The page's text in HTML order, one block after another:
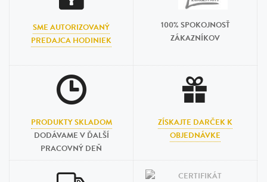
SME AUTORIZOVANÝ
PREDAJCA HODINIEK
100% SPOKOJNOSŤ
ZÁKAZNÍKOV
PRODUKTY SKLADOM
DODÁVAME V ĎALŠÍ
PRACOVNÝ DEŇ
ZÍSKAJTE DARČEK K
OBJEDNÁVKE